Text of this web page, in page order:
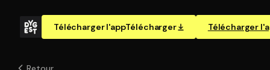
Télécharger l'appTélécharger Télécharger